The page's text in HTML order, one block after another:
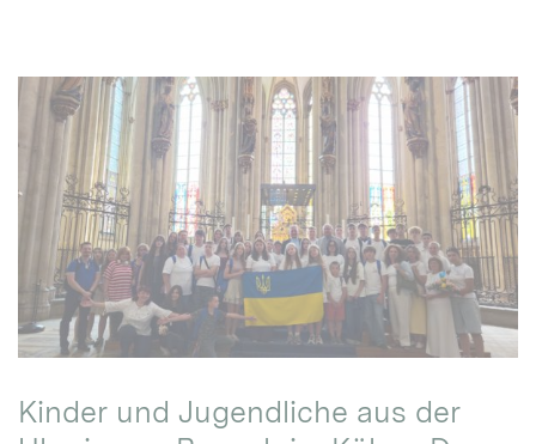
Kinder und Jugendliche aus der